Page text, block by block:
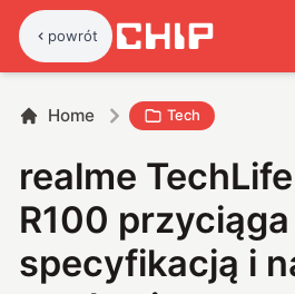
powrót
Home Tech
realme
R100 przyciąga
specyfikacją i